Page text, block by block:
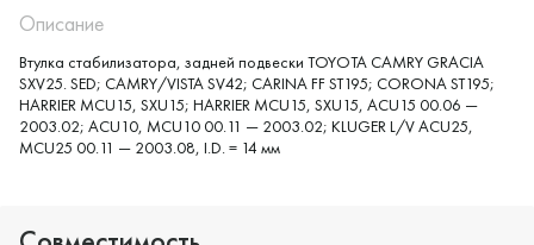
Описание
Втулка стабилизатора, задней подвески TOYOTA CAMRY GRACIA
SXV25. SED; CAMRY/VISTA SV42; CARINA FF ST195; CORONA ST195;
HARRIER MCU15, SXU15; HARRIER MCU15, SXU15, ACU15 00.06 —
2003.02; ACU10, MCU10 00.11 — 2003.02; KLUGER L/V ACU25,
MCU25 00.11 — 2003.08, I.D. = 14 мм